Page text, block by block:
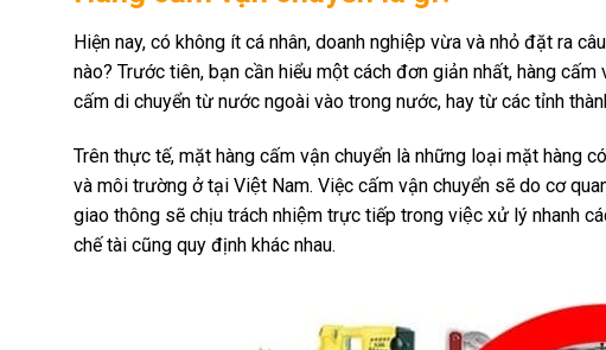
Hiện nay, có không ít cá nhân, doanh nghiệp vừa và nhỏ đặt ra
nào? Trước tiên, bạn cần hiểu một cách đơn giản nhất, hàng
cấm di chuyển từ nước ngoài vào trong nước, hay từ các tỉnh
Trên thực tế, mặt hàng cấm vận chuyển là những loại mặt hàng
và môi trường ở tại Việt Nam. Việc cấm vận chuyển sẽ do cơ
giao thông sẽ chịu trách nhiệm trực tiếp trong việc xử lý nhanh
chế tài cũng quy định khác nhau.